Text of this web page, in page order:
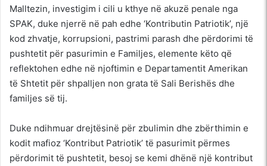
Malltezin, investigim i cili u kthye në akuzë penale nga
SPAK, duke njerrë në pah edhe ‘Kontributin Patriotik’, një
kod zhvatje, korrupsioni, pastrimi parash dhe përdorimi të
pushtetit për pasurimin e Familjes, elemente këto që
reflektohen edhe në njoftimin e Departamentit Amerikan
të Shtetit për shpalljen non grata të Sali Berishës dhe
familjes së tij.
Duke ndihmuar drejtësinë për zbulimin dhe zbërthimin e
kodit mafioz ‘Kontribut Patriotik’ të pasurimit përmes
përdorimit të pushtetit, besoj se kemi dhënë një kontribut